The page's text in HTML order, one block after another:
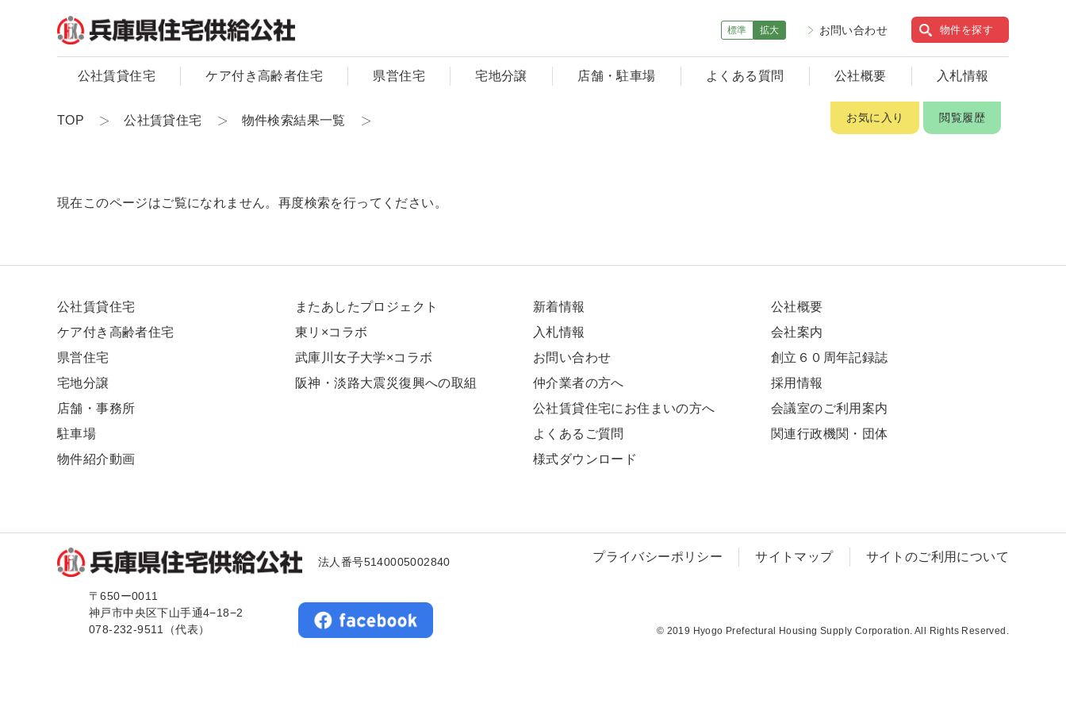
標準 拡大 お問い合わせ 物件を探す
公社賃貸住宅 ケア付き高齢者住宅 県営住宅 宅地分譲 店舗・駐車場 よくある質問 公社概要 入札情報
お気に入り 閲覧履歴
TOP 公社賃貸住宅 物件検索結果一覧
現在このページはご覧になれません。再度検索を行ってください。
公社賃貸住宅
ケア付き高齢者住宅
県営住宅
宅地分譲
店舗・事務所
駐車場
物件紹介動画
またあしたプロジェクト
東リ×コラボ
武庫川⼥⼦⼤学×コラボ
阪神・淡路大震災復興への取組
新着情報
⼊札情報
お問い合わせ
仲介業者の方へ
公社賃貸住宅にお住まいの方へ
よくあるご質問
様式ダウンロード
公社概要
会社案内
創立６０周年記録誌
採⽤情報
会議室のご利用案内
関連⾏政機関・団体
法人番号5140005002840
〒650ー0011
神戸市中央区下山手通4−18−2
078-232-9511（代表）
プライバシーポリシー サイトマップ サイトのご利用について
© 2019 Hyogo Prefectural Housing Supply Corporation. All Rights Reserved.